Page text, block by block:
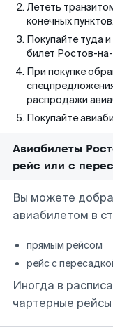
Лететь
конечных пунктов.
Покупайте туда
билет Ростов-
При покупке
распродажи
Покупайте
Авиабилеты
рейс или с
Вы можете
авиабилетом в
прямым рейсом
рейс с
Иногда в
чартерные